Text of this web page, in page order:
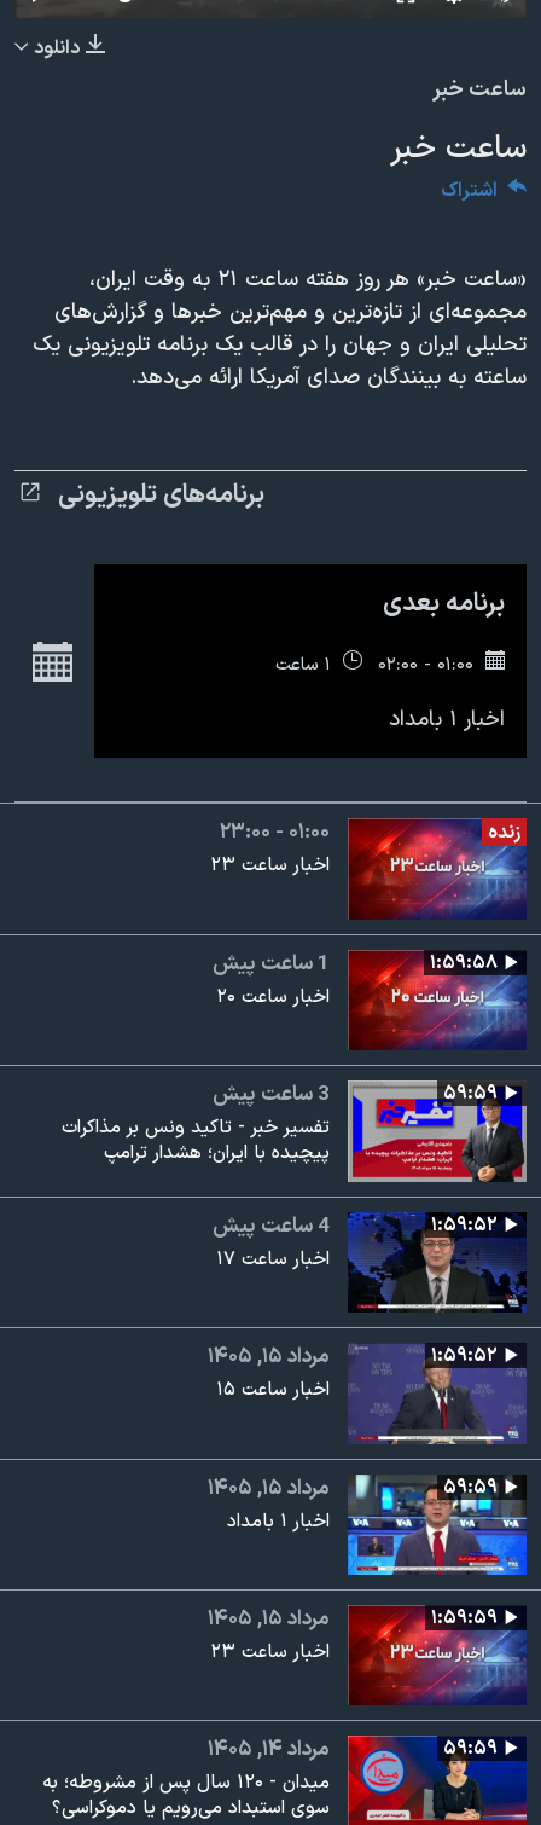
علم و فناوری
اسرائیل در جنگ
آرشیو پخش زنده
رمز مهسا
ورزش زنان در ایران
مجموعه مستندهای دادخواهی
تریبونال مردمی آبان ۹۸
دادگاه حمید نوری
نرگس محمدی برنده جایزه نوبل صلح
صفحه‌های ویژه
سفر پرزیدنت ترامپ به چین
زبانهای مختلف
دانلود
ساعت خبر
ساعت خبر
اشتراک
«ساعت خبر» هر روز هفته ساعت ۲۱ به وقت ایران،
مجموعه‌ای از تازه‌ترين و مهم‌ترین خبرها و گزارش‌هاى
تحلیلی ایران و جهان را در قالب یک برنامه تلویزیونی یک
ساعته به بینندگان صدای آمریکا ارائه می‌دهد.
برنامه‌های تلویزیونی
برنامه بعدی
۰۱:۰۰ - ۰۲:۰۰ ۱ ساعت
اخبار ۱ بامداد
زنده ۲۳:۰۰ - ۰۱:۰۰
اخبار ساعت ۲۳
۱:۵۹:۵۸ 1 ساعت پیش
اخبار ساعت ۲۰
۵۹:۵۹ 3 ساعت پیش
تفسیر خبر - تاکید ونس بر مذاکرات
پیچیده با ایران؛ هشدار ترامپ
۱:۵۹:۵۲ 4 ساعت پیش
اخبار ساعت ۱۷
۱:۵۹:۵۲ مرداد ۱۵, ۱۴۰۵
اخبار ساعت ۱۵
۵۹:۵۹ مرداد ۱۵, ۱۴۰۵
اخبار ۱ بامداد
۱:۵۹:۵۹ مرداد ۱۵, ۱۴۰۵
اخبار ساعت ۲۳
۵۹:۵۹ مرداد ۱۴, ۱۴۰۵
میدان - ۱۲۰ سال پس از مشروطه؛ به
سوی استبداد می‌رویم یا دموکراسی؟